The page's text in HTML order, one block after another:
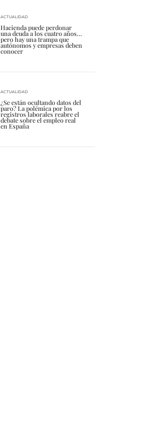
Hacienda puede perdonar
una deuda a los cuatro años…
pero hay una trampa que
autónomos y empresas deben
conocer
ACTUALIDAD
¿Se están ocultando datos del
paro? La polémica por los
registros laborales reabre el
debate sobre el empleo real
en España
ACTUALIDAD